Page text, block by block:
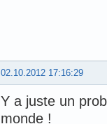
02.10.2012 17:16:29
Y a juste un
monde !